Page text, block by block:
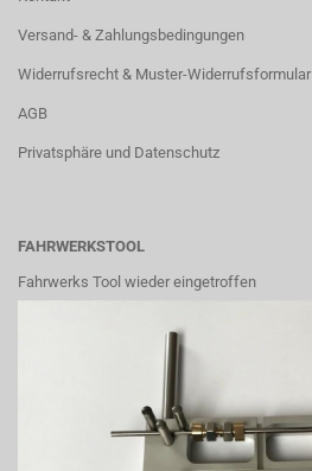
Versand- & Zahlungsbedingungen
Widerrufsrecht & Muster-Widerrufsformular
AGB
Privatsphäre und Datenschutz
FAHRWERKSTOOL
Fahrwerks Tool wieder eingetroffen